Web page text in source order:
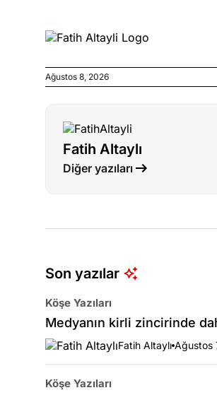
Böyle
İnanca
Ağustos 8, 2026
Fatih Altaylı
Diğer yazıları
Son yazılar
Köşe Yazıları
Medyanın kirli zincirinde
Fatih Altaylı Ağustos
Köşe Yazıları